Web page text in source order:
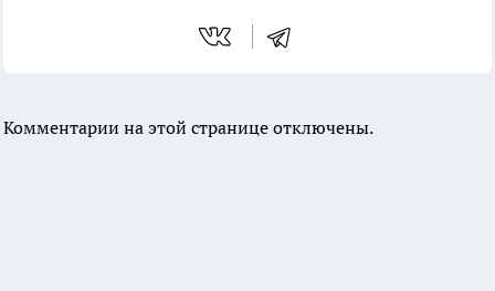
Комментарии на этой странице отключены.